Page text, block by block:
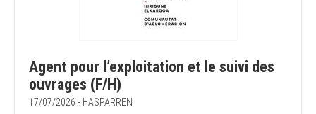
Agent pour l’exploitation et le suivi des
ouvrages (F/H)
17/07/2026 - HASPARREN